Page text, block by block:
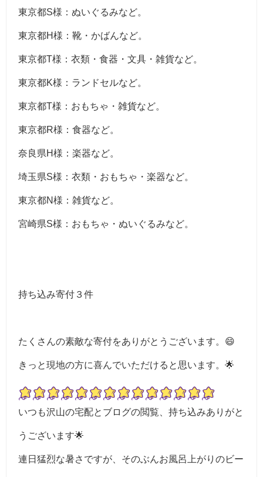
東京都S様：ぬいぐるみなど。
東京都H様：靴・かばんなど。
東京都T様：衣類・食器・文具・雑貨など。
東京都K様：ランドセルなど。
東京都T様：おもちゃ・雑貨など。
東京都R様：食器など。
奈良県H様：楽器など。
埼玉県S様：衣類・おもちゃ・楽器など。
東京都N様：雑貨など。
宮崎県S様：おもちゃ・ぬいぐるみなど。
持ち込み寄付３件
たくさんの素敵な寄付をありがとうございます。😄
きっと現地の方に喜んでいただけると思います。🌟
いつも沢山の宅配とブログの閲覧、持ち込みありがと
うございます🌟
連日猛烈な暑さですが、そのぶんお風呂上がりのビー